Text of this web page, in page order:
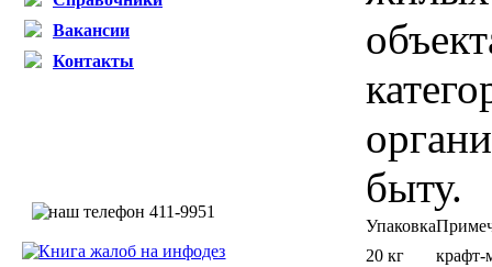
Вакансии
Контакты
быту.
Упаковка
20 кг